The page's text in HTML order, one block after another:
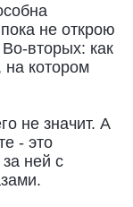
не открою
вторых: как
на котором
не значит. А
- это
ней с